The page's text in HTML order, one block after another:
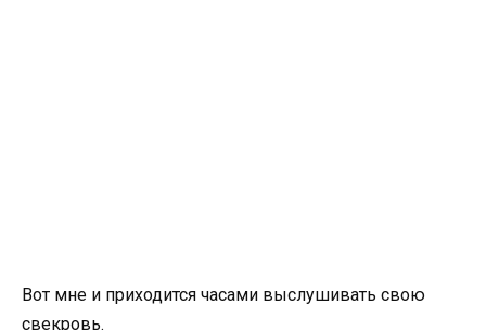
Вот мне и приходится часами выслушивать свою
свекровь.